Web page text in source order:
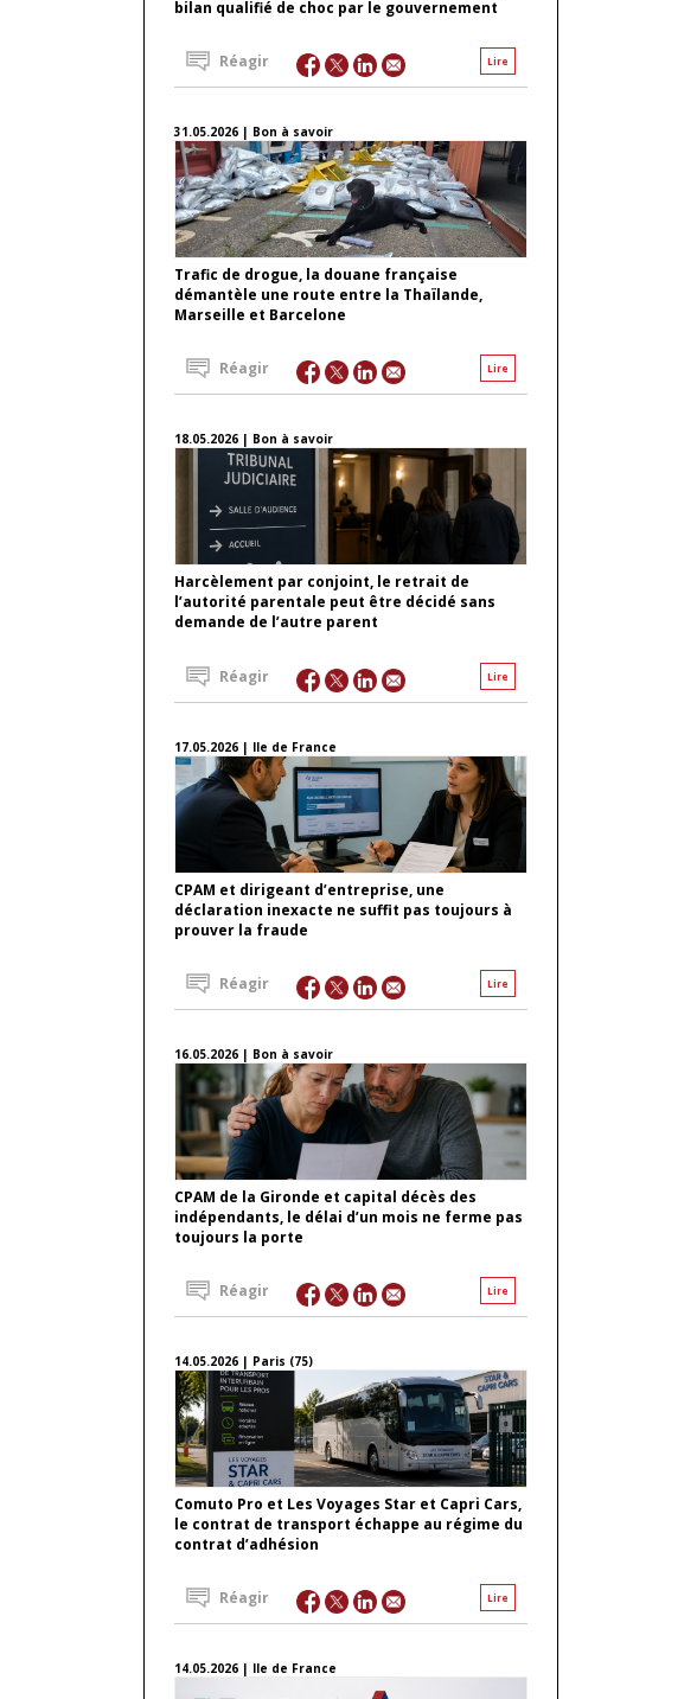
bilan qualifié de choc par le gouvernement
Lire
Réagir
31.05.2026 | Bon à savoir
Trafic de drogue, la douane française
démantèle une route entre la Thaïlande,
Marseille et Barcelone
Lire
Réagir
18.05.2026 | Bon à savoir
Harcèlement par conjoint, le retrait de
l’autorité parentale peut être décidé sans
demande de l’autre parent
Lire
Réagir
17.05.2026 | Ile de France
CPAM et dirigeant d’entreprise, une
déclaration inexacte ne suffit pas toujours à
prouver la fraude
Lire
Réagir
16.05.2026 | Bon à savoir
CPAM de la Gironde et capital décès des
indépendants, le délai d’un mois ne ferme pas
toujours la porte
Lire
Réagir
14.05.2026 | Paris (75)
Comuto Pro et Les Voyages Star et Capri Cars,
le contrat de transport échappe au régime du
contrat d’adhésion
Lire
Réagir
14.05.2026 | Ile de France